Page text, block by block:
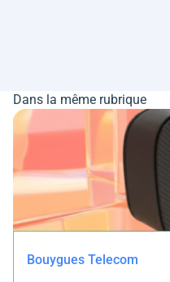
Dans la même rubrique
Bouygues Telecom